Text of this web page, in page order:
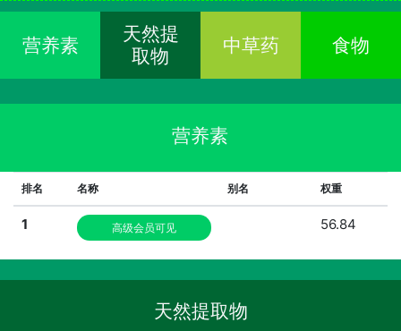
营养素
天然提
取物
中草药 食物
营养素
排名 名称 别名 权重
1 高级会员可见 56.84
天然提取物